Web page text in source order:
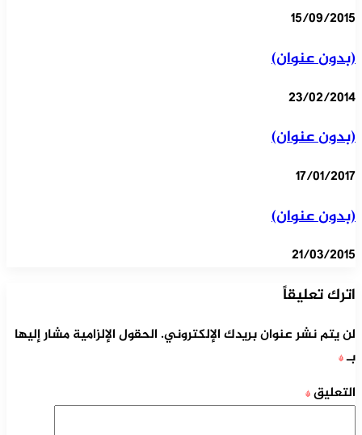
15/09/2015
(بدون عنوان)
23/02/2014
(بدون عنوان)
17/01/2017
(بدون عنوان)
21/03/2015
اترك تعليقاً
لن يتم نشر عنوان بريدك الإلكتروني. الحقول الإلزامية مشار إليها
بـ*
التعليق *